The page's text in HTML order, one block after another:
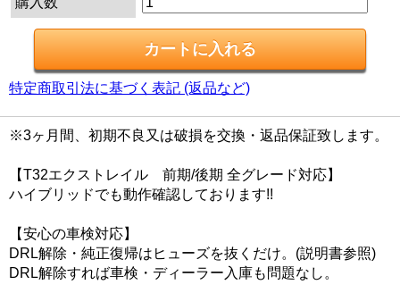
特定商取引法に基づく表記 (返品など)
※3ヶ月間、初期不良又は破損を交換・返品保証致します。
【T32エクストレイル 前期/後期 全グレード対応】
ハイブリッドでも動作確認しております!!
【安心の車検対応】
DRL解除・純正復帰はヒューズを抜くだけ。(説明書参照)
DRL解除すれば車検・ディーラー入庫も問題なし。